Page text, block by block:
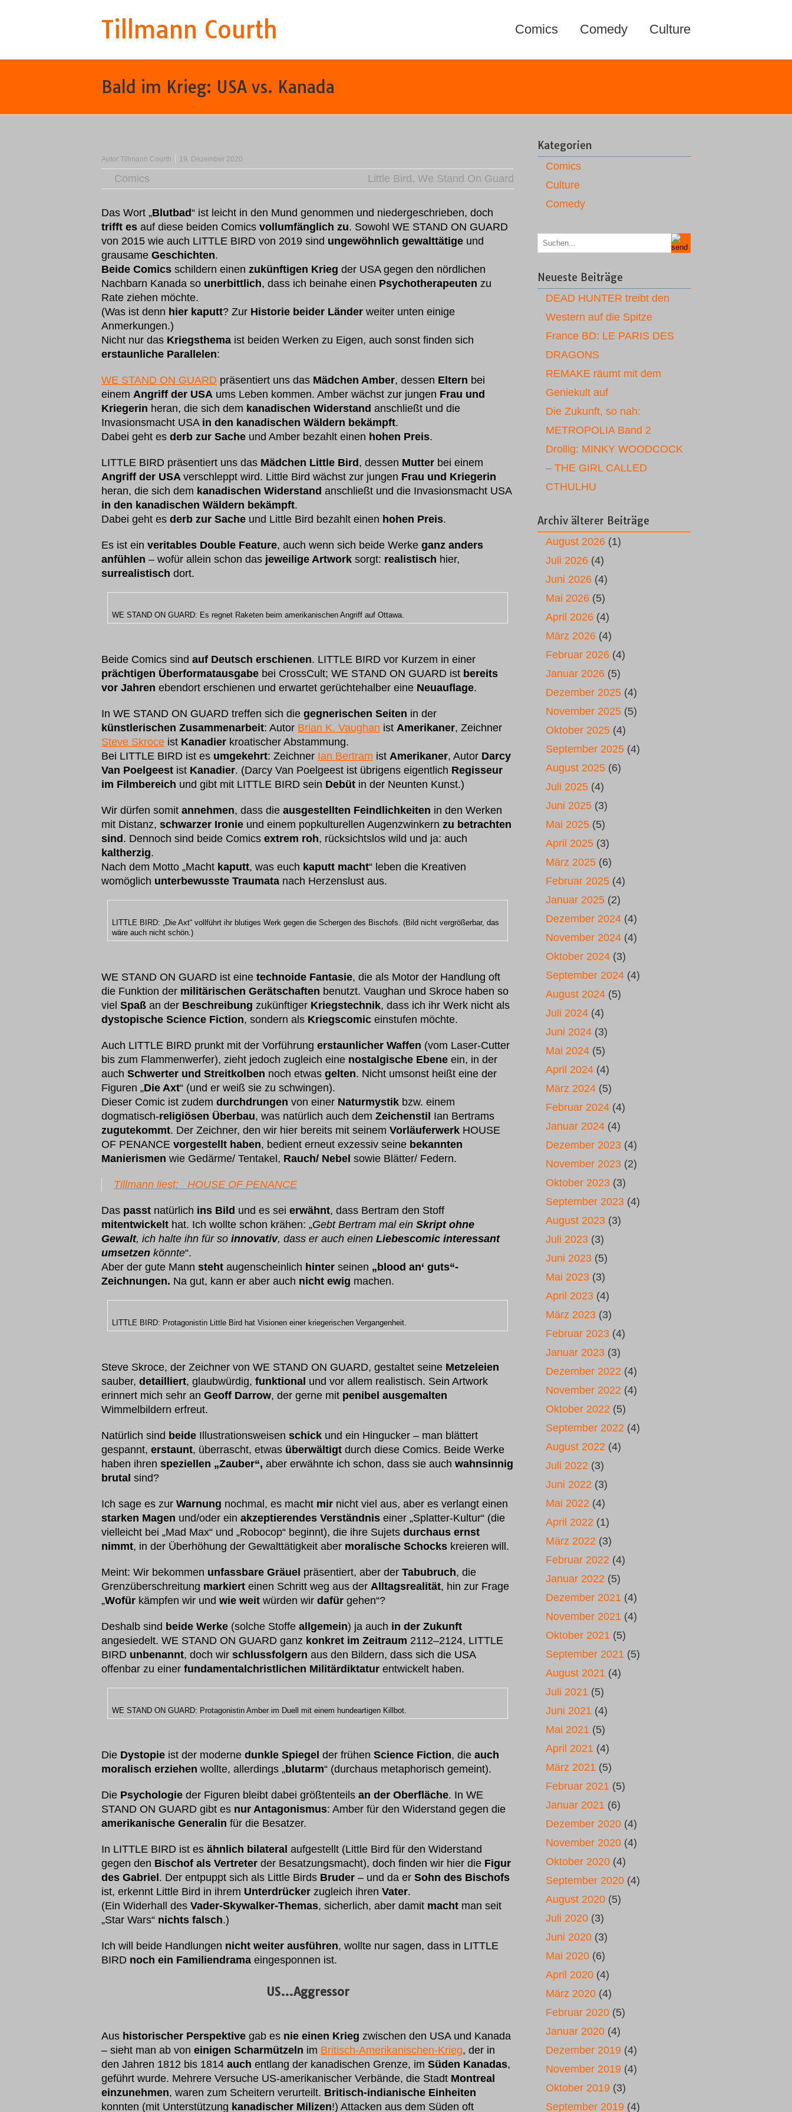
Tillmann Courth Comics Comedy Culture
Bald im Krieg: USA vs. Kanada
Autor:Tillmann Courth 19. Dezember 2020
Comics Little Bird , We Stand On Guard
Das Wort „Blutbad“ ist leicht in den Mund genommen und niedergeschrieben, doch
trifft es auf diese beiden Comics vollumfänglich zu. Sowohl WE STAND ON GUARD
von 2015 wie auch LITTLE BIRD von 2019 sind ungewöhnlich gewalttätige und
grausame Geschichten.
Beide Comics schildern einen zukünftigen Krieg der USA gegen den nördlichen
Nachbarn Kanada so unerbittlich, dass ich beinahe einen Psychotherapeuten zu
Rate ziehen möchte.
(Was ist denn hier kaputt? Zur Historie beider Länder weiter unten einige
Anmerkungen.)
Nicht nur das Kriegsthema ist beiden Werken zu Eigen, auch sonst finden sich
erstaunliche Parallelen:
WE STAND ON GUARD präsentiert uns das Mädchen Amber, dessen Eltern bei
einem Angriff der USA ums Leben kommen. Amber wächst zur jungen Frau und
Kriegerin heran, die sich dem kanadischen Widerstand anschließt und die
Invasionsmacht USA in den kanadischen Wäldern bekämpft.
Dabei geht es derb zur Sache und Amber bezahlt einen hohen Preis.
LITTLE BIRD präsentiert uns das Mädchen Little Bird , dessen Mutter bei einem
Angriff der USA verschleppt wird. Little Bird wächst zur jungen Frau und Kriegerin
heran, die sich dem kanadischen Widerstand anschließt und die Invasionsmacht USA
in den kanadischen Wäldern bekämpft.
Dabei geht es derb zur Sache und Little Bird bezahlt einen hohen Preis.
Es ist ein veritables Double Feature, auch wenn sich beide Werke ganz anders
anfühlen – wofür allein schon das jeweilige Artwork sorgt: realistisch hier,
surrealistisch dort.
WE STAND ON GUARD: Es regnet Raketen beim amerikanischen Angriff auf Ottawa.
Beide Comics sind auf Deutsch erschienen. LITTLE BIRD vor Kurzem in einer
prächtigen Überformatausgabe bei CrossCult; WE STAND ON GUARD ist bereits
vor Jahren ebendort erschienen und erwartet gerüchtehalber eine Neuauflage.
In WE STAND ON GUARD treffen sich die gegnerischen Seiten in der
künstlerischen Zusammenarbeit: Autor Brian K. Vaughan ist Amerikaner, Zeichner
Steve Skroce ist Kanadier kroatischer Abstammung.
Bei LITTLE BIRD ist es umgekehrt: Zeichner Ian Bertram ist Amerikaner, Autor Darcy
Van Poelgeest ist Kanadier. (Darcy Van Poelgeest ist übrigens eigentlich Regisseur
im Filmbereich und gibt mit LITTLE BIRD sein Debüt in der Neunten Kunst.)
Wir dürfen somit annehmen, dass die ausgestellten Feindlichkeiten in den Werken
mit Distanz, schwarzer Ironie und einem popkulturellen Augenzwinkern zu betrachten
sind . Dennoch sind beide Comics extrem roh, rücksichtslos wild und ja: auch
kaltherzig.
Nach dem Motto „Macht kaputt, was euch kaputt macht“ leben die Kreativen
womöglich unterbewusste Traumata nach Herzenslust aus.
LITTLE BIRD: „Die Axt“ vollführt ihr blutiges Werk gegen die Schergen des Bischofs. (Bild nicht vergrößerbar, das
wäre auch nicht schön.)
WE STAND ON GUARD ist eine technoide Fantasie, die als Motor der Handlung oft
die Funktion der militärischen Gerätschaften benutzt. Vaughan und Skroce haben so
viel Spaß an der Beschreibung zukünftiger Kriegstechnik, dass ich ihr Werk nicht als
dystopische Science Fiction, sondern als Kriegscomic einstufen möchte.
Auch LITTLE BIRD prunkt mit der Vorführung erstaunlicher Waffen (vom Laser-Cutter
bis zum Flammenwerfer), zieht jedoch zugleich eine nostalgische Ebene ein, in der
auch Schwerter und Streitkolben noch etwas gelten. Nicht umsonst heißt eine der
Figuren „Die Axt“ (und er weiß sie zu schwingen).
Dieser Comic ist zudem durchdrungen von einer Naturmystik bzw. einem
dogmatisch-religiösen Überbau, was natürlich auch dem Zeichenstil Ian Bertrams
zugutekommt. Der Zeichner, den wir hier bereits mit seinem Vorläuferwerk HOUSE
OF PENANCE vorgestellt haben, bedient erneut exzessiv seine bekannten
Manierismen wie Gedärme/ Tentakel, Rauch/ Nebel sowie Blätter/ Federn.
Tillmann liest: HOUSE OF PENANCE
Das passt natürlich ins Bild und es sei erwähnt, dass Bertram den Stoff
mitentwickelt hat. Ich wollte schon krähen: „Gebt Bertram mal ein Skript ohne
Gewalt, ich halte ihn für so innovativ, dass er auch einen Liebescomic interessant
umsetzen könnte“.
Aber der gute Mann steht augenscheinlich hinter seinen „blood an‘ guts“-
Zeichnungen. Na gut, kann er aber auch nicht ewig machen.
LITTLE BIRD: Protagonistin Little Bird hat Visionen einer kriegerischen Vergangenheit.
Steve Skroce, der Zeichner von WE STAND ON GUARD, gestaltet seine Metzeleien
sauber, detailliert, glaubwürdig, funktional und vor allem realistisch. Sein Artwork
erinnert mich sehr an Geoff Darrow, der gerne mit penibel ausgemalten
Wimmelbildern erfreut.
Natürlich sind beide Illustrationsweisen schick und ein Hingucker – man blättert
gespannt, erstaunt, überrascht, etwas überwältigt durch diese Comics. Beide Werke
haben ihren speziellen „Zauber“, aber erwähnte ich schon, dass sie auch wahnsinnig
brutal sind?
Ich sage es zur Warnung nochmal, es macht mir nicht viel aus, aber es verlangt einen
starken Magen und/oder ein akzeptierendes Verständnis einer „Splatter-Kultur“ (die
vielleicht bei „Mad Max“ und „Robocop“ beginnt), die ihre Sujets durchaus ernst
nimmt, in der Überhöhung der Gewalttätigkeit aber moralische Schocks kreieren will.
Meint: Wir bekommen unfassbare Gräuel präsentiert, aber der Tabubruch, die
Grenzüberschreitung markiert einen Schritt weg aus der Alltagsrealität, hin zur Frage
„Wofür kämpfen wir und wie weit würden wir dafür gehen“?
Deshalb sind beide Werke (solche Stoffe allgemein) ja auch in der Zukunft
angesiedelt. WE STAND ON GUARD ganz konkret im Zeitraum 2112–2124, LITTLE
BIRD unbenannt, doch wir schlussfolgern aus den Bildern, dass sich die USA
offenbar zu einer fundamentalchristlichen Militärdiktatur entwickelt haben.
WE STAND ON GUARD: Protagonistin Amber im Duell mit einem hundeartigen Killbot.
Die Dystopie ist der moderne dunkle Spiegel der frühen Science Fiction, die auch
moralisch erziehen wollte, allerdings „blutarm“ (durchaus metaphorisch gemeint).
Die Psychologie der Figuren bleibt dabei größtenteils an der Oberfläche. In WE
STAND ON GUARD gibt es nur Antagonismus: Amber für den Widerstand gegen die
amerikanische Generalin für die Besatzer.
In LITTLE BIRD ist es ähnlich bilateral aufgestellt (Little Bird für den Widerstand
gegen den Bischof als Vertreter der Besatzungsmacht), doch finden wir hier die Figur
des Gabriel . Der entpuppt sich als Little Birds Bruder – und da er Sohn des Bischofs
ist, erkennt Little Bird in ihrem Unterdrücker zugleich ihren Vater.
(Ein Widerhall des Vader-Skywalker-Themas, sicherlich, aber damit macht man seit
„Star Wars“ nichts falsch.)
Ich will beide Handlungen nicht weiter ausführen, wollte nur sagen, dass in LITTLE
BIRD noch ein Familiendrama eingesponnen ist.
US…Aggressor
Aus historischer Perspektive gab es nie einen Krieg zwischen den USA und Kanada
– sieht man ab von einigen Scharmützeln im Britisch-Amerikanischen-Krieg, der in
den Jahren 1812 bis 1814 auch entlang der kanadischen Grenze, im Süden Kanadas,
geführt wurde. Mehrere Versuche US-amerikanischer Verbände, die Stadt Montreal
einzunehmen, waren zum Scheitern verurteilt. Britisch-indianische Einheiten
konnten (mit Unterstützung kanadischer Milizen!) Attacken aus dem Süden oft
Kategorien
Comics
Culture
Comedy
Neueste Beiträge
DEAD HUNTER treibt den
Western auf die Spitze
France BD: LE PARIS DES
DRAGONS
REMAKE räumt mit dem
Geniekult auf
Die Zukunft, so nah:
METROPOLIA Band 2
Drollig: MINKY WOODCOCK
– THE GIRL CALLED
CTHULHU
Archiv älterer Beiträge
August 2026 (1)
Juli 2026 (4)
Juni 2026 (4)
Mai 2026 (5)
April 2026 (4)
März 2026 (4)
Februar 2026 (4)
Januar 2026 (5)
Dezember 2025 (4)
November 2025 (5)
Oktober 2025 (4)
September 2025 (4)
August 2025 (6)
Juli 2025 (4)
Juni 2025 (3)
Mai 2025 (5)
April 2025 (3)
März 2025 (6)
Februar 2025 (4)
Januar 2025 (2)
Dezember 2024 (4)
November 2024 (4)
Oktober 2024 (3)
September 2024 (4)
August 2024 (5)
Juli 2024 (4)
Juni 2024 (3)
Mai 2024 (5)
April 2024 (4)
März 2024 (5)
Februar 2024 (4)
Januar 2024 (4)
Dezember 2023 (4)
November 2023 (2)
Oktober 2023 (3)
September 2023 (4)
August 2023 (3)
Juli 2023 (3)
Juni 2023 (5)
Mai 2023 (3)
April 2023 (4)
März 2023 (3)
Februar 2023 (4)
Januar 2023 (3)
Dezember 2022 (4)
November 2022 (4)
Oktober 2022 (5)
September 2022 (4)
August 2022 (4)
Juli 2022 (3)
Juni 2022 (3)
Mai 2022 (4)
April 2022 (1)
März 2022 (3)
Februar 2022 (4)
Januar 2022 (5)
Dezember 2021 (4)
November 2021 (4)
Oktober 2021 (5)
September 2021 (5)
August 2021 (4)
Juli 2021 (5)
Juni 2021 (4)
Mai 2021 (5)
April 2021 (4)
März 2021 (5)
Februar 2021 (5)
Januar 2021 (6)
Dezember 2020 (4)
November 2020 (4)
Oktober 2020 (4)
September 2020 (4)
August 2020 (5)
Juli 2020 (3)
Juni 2020 (3)
Mai 2020 (6)
April 2020 (4)
März 2020 (4)
Februar 2020 (5)
Januar 2020 (4)
Dezember 2019 (4)
November 2019 (4)
Oktober 2019 (3)
September 2019 (4)